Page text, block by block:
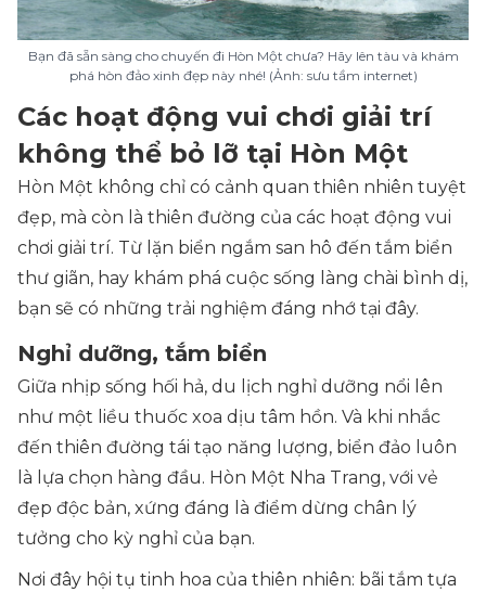
Bạn đã sẵn sàng cho chuyến đi Hòn Một chưa? Hãy lên tàu và khám
phá hòn đảo xinh đẹp này nhé! (Ảnh: sưu tầm internet)
Các hoạt động vui chơi giải trí
không thể bỏ lỡ tại Hòn Một
Hòn Một không chỉ có cảnh quan thiên nhiên tuyệt
đẹp, mà còn là thiên đường của các hoạt động vui
chơi giải trí. Từ lặn biển ngắm san hô đến tắm biển
thư giãn, hay khám phá cuộc sống làng chài bình dị,
bạn sẽ có những trải nghiệm đáng nhớ tại đây.
Nghỉ dưỡng, tắm biển
Giữa nhịp sống hối hả, du lịch nghỉ dưỡng nổi lên
như một liều thuốc xoa dịu tâm hồn. Và khi nhắc
đến thiên đường tái tạo năng lượng, biển đảo luôn
là lựa chọn hàng đầu. Hòn Một Nha Trang, với vẻ
đẹp độc bản, xứng đáng là điểm dừng chân lý
tưởng cho kỳ nghỉ của bạn.
Nơi đây hội tụ tinh hoa của thiên nhiên: bãi tắm tựa